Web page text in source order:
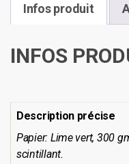
Infos produit
INFOS
Description précise
Papier: Lime vert, 300
scintillant.